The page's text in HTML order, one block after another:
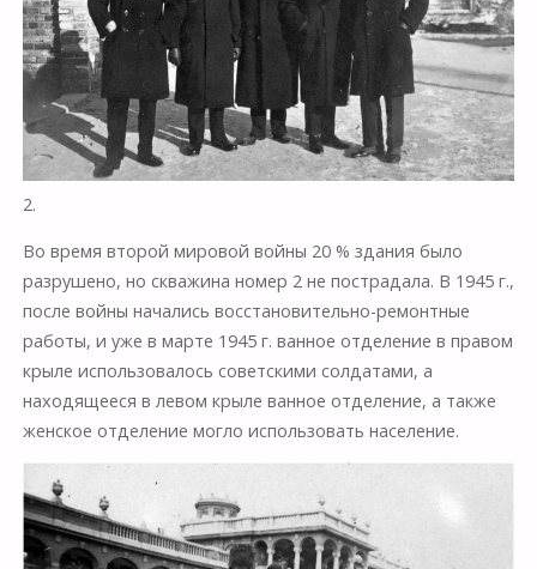
2.
Во время второй мировой войны 20 % здания было
разрушено, но скважина номер 2 не пострадала. В 1945 г.,
после войны начались восстановительно-ремонтные
работы, и уже в марте 1945 г. ванное отделение в правом
крыле использовалось советскими солдатами, а
находящееся в левом крыле ванное отделение, а также
женское отделение могло использовать население.